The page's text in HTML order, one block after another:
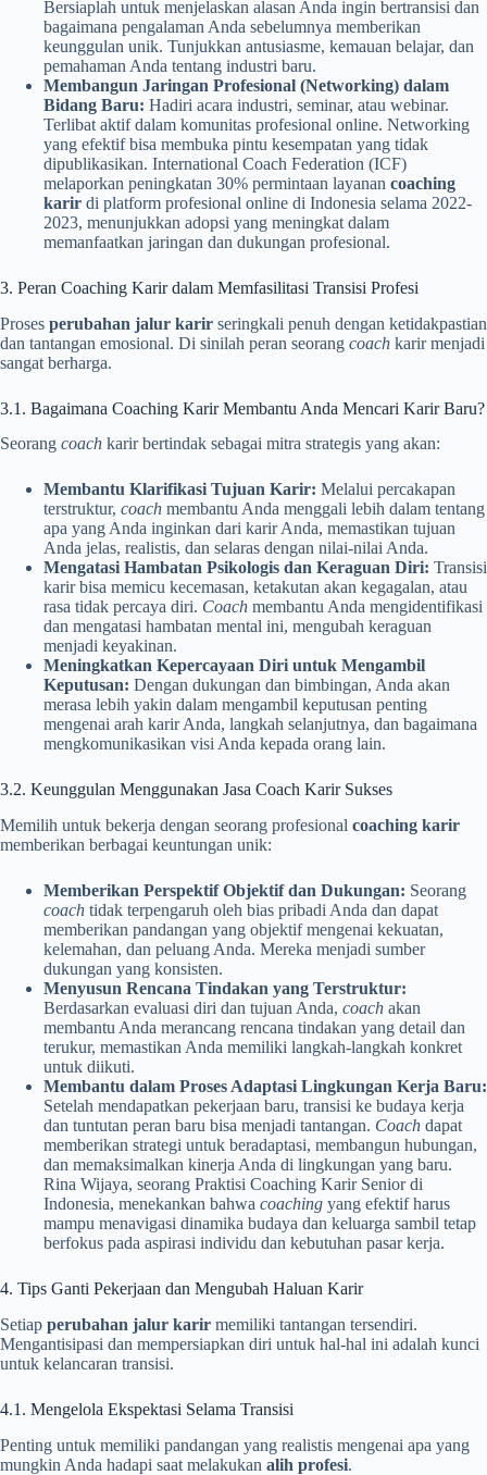
Bersiaplah untuk menjelaskan alasan Anda ingin bertransisi dan
bagaimana pengalaman Anda sebelumnya memberikan
keunggulan unik. Tunjukkan antusiasme, kemauan belajar, dan
pemahaman Anda tentang industri baru.
Membangun Jaringan Profesional (Networking) dalam
Bidang Baru: Hadiri acara industri, seminar, atau webinar.
Terlibat aktif dalam komunitas profesional online. Networking
yang efektif bisa membuka pintu kesempatan yang tidak
dipublikasikan. International Coach Federation (ICF)
melaporkan peningkatan 30% permintaan layanan coaching
karir di platform profesional online di Indonesia selama 2022-
2023, menunjukkan adopsi yang meningkat dalam
memanfaatkan jaringan dan dukungan profesional.
3. Peran Coaching Karir dalam Memfasilitasi Transisi Profesi
Proses perubahan jalur karir seringkali penuh dengan ketidakpastian
dan tantangan emosional. Di sinilah peran seorang coach karir menjadi
sangat berharga.
3.1. Bagaimana Coaching Karir Membantu Anda Mencari Karir Baru?
Seorang coach karir bertindak sebagai mitra strategis yang akan:
Membantu Klarifikasi Tujuan Karir: Melalui percakapan
terstruktur, coach membantu Anda menggali lebih dalam tentang
apa yang Anda inginkan dari karir Anda, memastikan tujuan
Anda jelas, realistis, dan selaras dengan nilai-nilai Anda.
Mengatasi Hambatan Psikologis dan Keraguan Diri: Transisi
karir bisa memicu kecemasan, ketakutan akan kegagalan, atau
rasa tidak percaya diri. Coach membantu Anda mengidentifikasi
dan mengatasi hambatan mental ini, mengubah keraguan
menjadi keyakinan.
Meningkatkan Kepercayaan Diri untuk Mengambil
Keputusan: Dengan dukungan dan bimbingan, Anda akan
merasa lebih yakin dalam mengambil keputusan penting
mengenai arah karir Anda, langkah selanjutnya, dan bagaimana
mengkomunikasikan visi Anda kepada orang lain.
3.2. Keunggulan Menggunakan Jasa Coach Karir Sukses
Memilih untuk bekerja dengan seorang profesional coaching karir
memberikan berbagai keuntungan unik:
Memberikan Perspektif Objektif dan Dukungan: Seorang
coach tidak terpengaruh oleh bias pribadi Anda dan dapat
memberikan pandangan yang objektif mengenai kekuatan,
kelemahan, dan peluang Anda. Mereka menjadi sumber
dukungan yang konsisten.
Menyusun Rencana Tindakan yang Terstruktur:
Berdasarkan evaluasi diri dan tujuan Anda, coach akan
membantu Anda merancang rencana tindakan yang detail dan
terukur, memastikan Anda memiliki langkah-langkah konkret
untuk diikuti.
Membantu dalam Proses Adaptasi Lingkungan Kerja Baru:
Setelah mendapatkan pekerjaan baru, transisi ke budaya kerja
dan tuntutan peran baru bisa menjadi tantangan. Coach dapat
memberikan strategi untuk beradaptasi, membangun hubungan,
dan memaksimalkan kinerja Anda di lingkungan yang baru.
Rina Wijaya, seorang Praktisi Coaching Karir Senior di
Indonesia, menekankan bahwa coaching yang efektif harus
mampu menavigasi dinamika budaya dan keluarga sambil tetap
berfokus pada aspirasi individu dan kebutuhan pasar kerja.
4. Tips Ganti Pekerjaan dan Mengubah Haluan Karir
Setiap perubahan jalur karir memiliki tantangan tersendiri.
Mengantisipasi dan mempersiapkan diri untuk hal-hal ini adalah kunci
untuk kelancaran transisi.
4.1. Mengelola Ekspektasi Selama Transisi
Penting untuk memiliki pandangan yang realistis mengenai apa yang
mungkin Anda hadapi saat melakukan alih profesi.